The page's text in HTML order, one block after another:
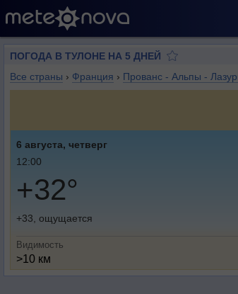
ПОГОДА В ТУЛОНЕ НА 5 ДНЕЙ
Все страны › Франция › Прованс - Альпы -
6 августа, четверг
12:00
+32°
+33, ощущается
Видимость
>10 км